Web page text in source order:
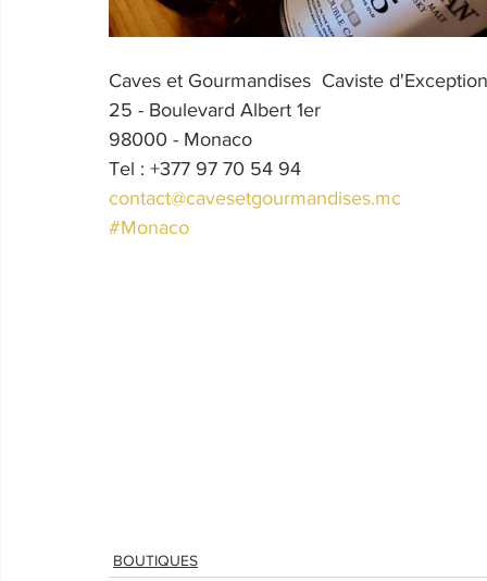
Caves et Gourmandises  Caviste d'Exception
25 - Boulevard Albert 1er
98000 - Monaco
Tel : +377 97 70 54 94
contact@cavesetgourmandises.mc
#Monaco
BOUTIQUES